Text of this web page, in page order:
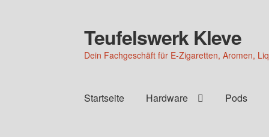
Zur
Navigation
springen
Zum
Inhalt
springen
Teufelswerk Kleve
Dein Fachgeschäft für E-Zigaretten, Aromen,
Startseite Hardware Pods